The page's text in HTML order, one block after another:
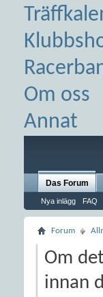
Om oss
Annat
Das Forum
Nya inlägg FAQ
Forum
Om
innan